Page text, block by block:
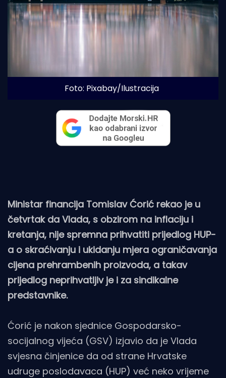
Foto: Pixabay/Ilustracija
Ministar financija Tomislav Ćorić rekao je u
četvrtak da Vlada, s obzirom na inflaciju i
kretanja, nije spremna prihvatiti prijedlog HUP-
a o skraćivanju i ukidanju mjera ograničavanja
cijena prehrambenih proizvoda, a takav
prijedlog neprihvatljiv je i za sindikalne
predstavnike.
Ćorić je nakon sjednice Gospodarsko-
socijalnog vijeća (GSV) izjavio da je Vlada
svjesna činjenice da od strane Hrvatske
udruge poslodavaca (HUP) već neko vrijeme